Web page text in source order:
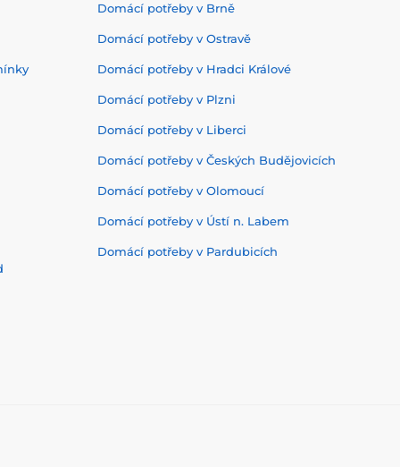
Domácí potřeby v Brně
Domácí potřeby v Ostravě
Domácí potřeby v Hradci Králové
Domácí potřeby v Plzni
Domácí potřeby v Liberci
Domácí potřeby v Českých Budějovicích
Domácí potřeby v Olomoucí
Domácí potřeby v Ústí n. Labem
Domácí potřeby v Pardubicích